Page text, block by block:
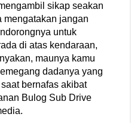
sikap seakan
mengatakan jangan
untuk
di atas kendaraan,
maunya kamu
dadanya yang
bernafas akibat
Bulog Sub Drive